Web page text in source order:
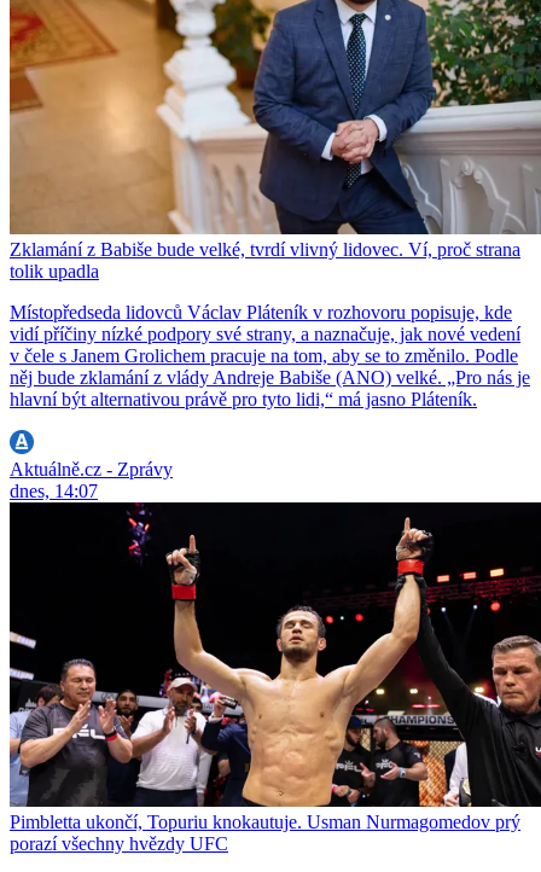
Zklamání z Babiše bude velké, tvrdí vlivný lidovec. Ví, proč strana
tolik upadla
Místopředseda lidovců Václav Pláteník v rozhovoru popisuje, kde
vidí příčiny nízké podpory své strany, a naznačuje, jak nové vedení
v čele s Janem Grolichem pracuje na tom, aby se to změnilo. Podle
něj bude zklamání z vlády Andreje Babiše (ANO) velké. „Pro nás je
hlavní být alternativou právě pro tyto lidi,“ má jasno Pláteník.
Aktuálně.cz - Zprávy
dnes, 14:07
Pimbletta ukončí, Topuriu knokautuje. Usman Nurmagomedov prý
porazí všechny hvězdy UFC